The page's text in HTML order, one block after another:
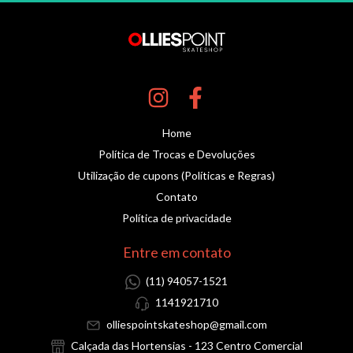
Home
Política de Trocas e Devoluções
Utilização de cupons (Políticas e Regras)
Contato
Política de privacidade
Entre em contato
(11) 94057-1521
1141921710
olliespointskateshop@gmail.com
Calçada das Hortensias - 123 Centro Comercial